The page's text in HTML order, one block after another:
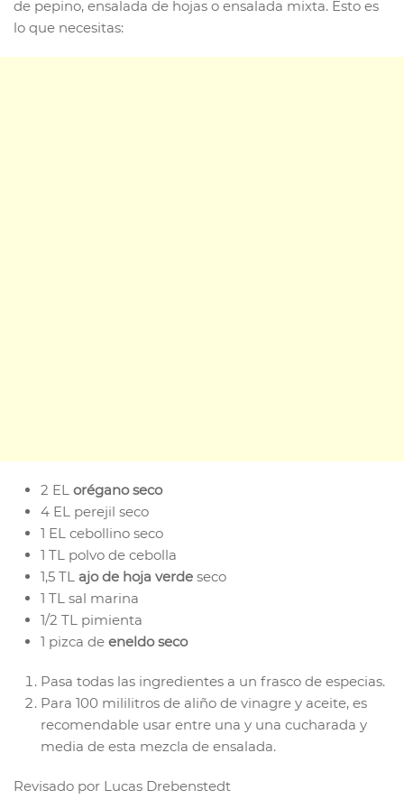
de pepino, ensalada de hojas o ensalada mixta. Esto es
lo que necesitas:
2 EL orégano seco
4 EL perejil seco
1 EL cebollino seco
1 TL polvo de cebolla
1,5 TL ajo de hoja verde seco
1 TL sal marina
1/2 TL pimienta
1 pizca de eneldo seco
Pasa todas las ingredientes a un frasco de especias.
Para 100 mililitros de aliño de vinagre y aceite, es
recomendable usar entre una y una cucharada y
media de esta mezcla de ensalada.
Revisado por Lucas Drebenstedt